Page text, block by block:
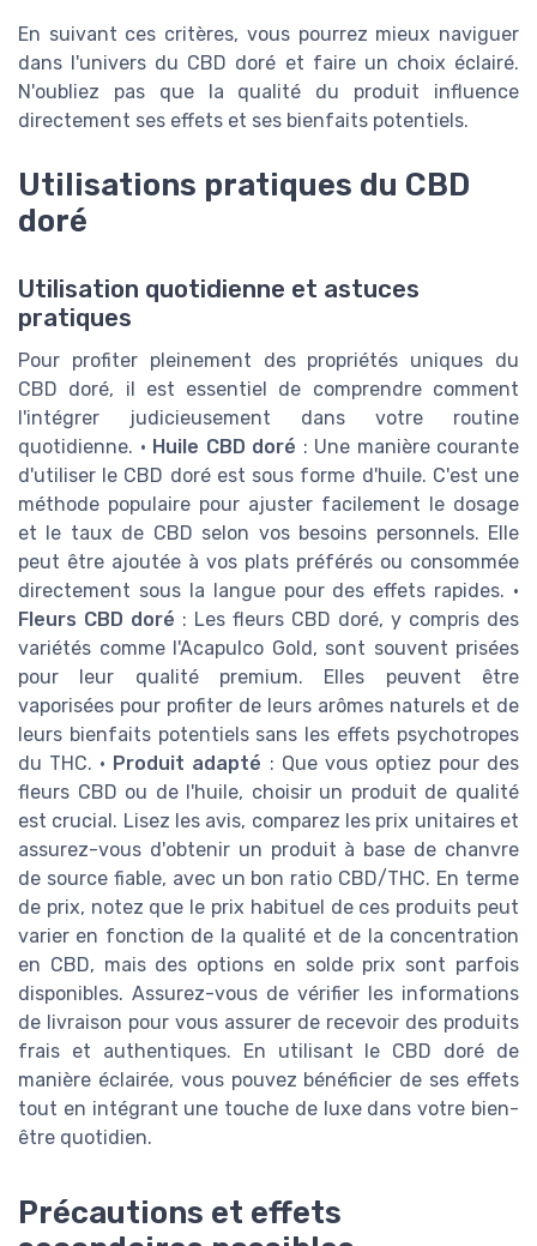
En suivant ces critères, vous pourrez mieux naviguer
dans l'univers du CBD doré et faire un choix éclairé.
N'oubliez pas que la qualité du produit influence
directement ses effets et ses bienfaits potentiels.
Utilisations pratiques du CBD
doré
Utilisation quotidienne et astuces
pratiques
Pour profiter pleinement des propriétés uniques du
CBD doré, il est essentiel de comprendre comment
l'intégrer judicieusement dans votre routine
quotidienne. • Huile CBD doré : Une manière courante
d'utiliser le CBD doré est sous forme d'huile. C'est une
méthode populaire pour ajuster facilement le dosage
et le taux de CBD selon vos besoins personnels. Elle
peut être ajoutée à vos plats préférés ou consommée
directement sous la langue pour des effets rapides. •
Fleurs CBD doré : Les fleurs CBD doré, y compris des
variétés comme l'Acapulco Gold, sont souvent prisées
pour leur qualité premium. Elles peuvent être
vaporisées pour profiter de leurs arômes naturels et de
leurs bienfaits potentiels sans les effets psychotropes
du THC. • Produit adapté : Que vous optiez pour des
fleurs CBD ou de l'huile, choisir un produit de qualité
est crucial. Lisez les avis, comparez les prix unitaires et
assurez-vous d'obtenir un produit à base de chanvre
de source fiable, avec un bon ratio CBD/THC. En terme
de prix, notez que le prix habituel de ces produits peut
varier en fonction de la qualité et de la concentration
en CBD, mais des options en solde prix sont parfois
disponibles. Assurez-vous de vérifier les informations
de livraison pour vous assurer de recevoir des produits
frais et authentiques. En utilisant le CBD doré de
manière éclairée, vous pouvez bénéficier de ses effets
tout en intégrant une touche de luxe dans votre bien-
être quotidien.
Précautions et effets